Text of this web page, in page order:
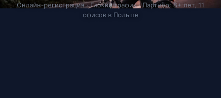
Онлайн-регистрация · Гибкий график · Партнёр: 8+ лет, 11
офисов в Польше